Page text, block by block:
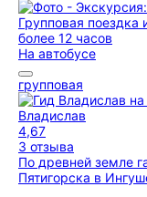
более 12 часов
На автобусе
групповая
Владислав
4,67
3 отзыва
По древней земле
Пятигорска в